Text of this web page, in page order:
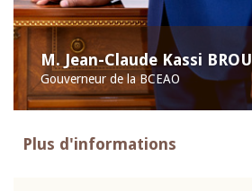
M. Jean-Claude Kassi BROU
Gouverneur de la BCEAO
Plus d'informations